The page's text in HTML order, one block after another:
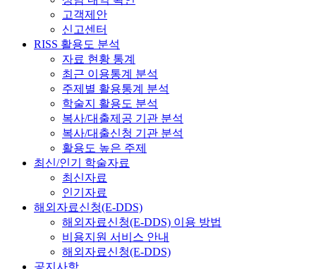
고객제안
신고센터
RISS 활용도 분석
자료 현황 통계
최근 이용통계 분석
주제별 활용통계 분석
학술지 활용도 분석
복사/대출제공 기관 분석
복사/대출신청 기관 분석
활용도 높은 주제
최신/인기 학술자료
최신자료
인기자료
해외자료신청(E-DDS)
해외자료신청(E-DDS) 이용 방법
비용지원 서비스 안내
해외자료신청(E-DDS)